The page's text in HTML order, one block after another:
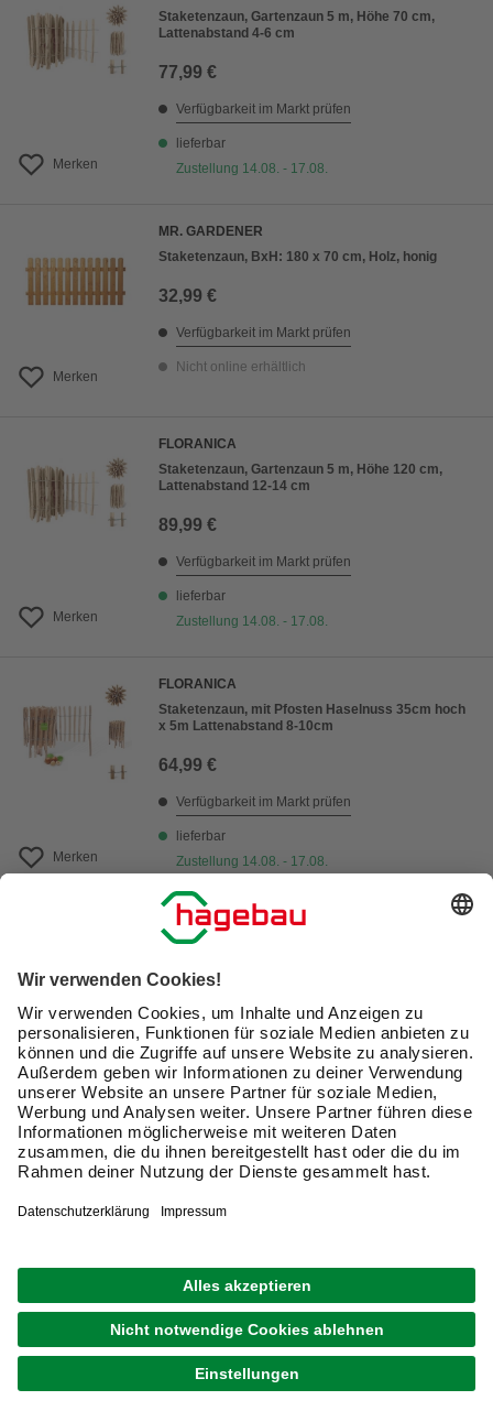
Merken
Staketenzaun, Gartenzaun 5 m, Höhe 70 cm,
Lattenabstand 4-6 cm
77,99 €
Verfügbarkeit im Markt prüfen
lieferbar
Zustellung 14.08. - 17.08.
Merken
MR. GARDENER
Staketenzaun, BxH: 180 x 70 cm, Holz, honig
32,99 €
Verfügbarkeit im Markt prüfen
Nicht online erhältlich
Merken
FLORANICA
Staketenzaun, Gartenzaun 5 m, Höhe 120 cm,
Lattenabstand 12-14 cm
89,99 €
Verfügbarkeit im Markt prüfen
lieferbar
Zustellung 14.08. - 17.08.
Merken
FLORANICA
Staketenzaun, mit Pfosten Haselnuss 35cm hoch
x 5m Lattenabstand 8-10cm
64,99 €
Verfügbarkeit im Markt prüfen
lieferbar
Zustellung 14.08. - 17.08.
1
Mit Schmuckzäunen dem Außenbereich
ein individuelles Flair verleihen
Wenn Du Dein Grundstück umzäunen und dabei
dekorative Akzente setzen möchtest, sind Schmuckzäune
eine echte Option für Dich. Es gibt sie in vielen
gewünschten Effekt zu erzielen.
hinterlässt.
Im nachfolgenden Kaufratgeber erfährst Du alles
Wissenswerte zum Thema Schmuckzaun und welchen
Nutzen die Umzäunung zusätzlich mitbringt.